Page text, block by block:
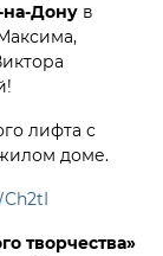
на-Дону в
лифта с
доме.
творчества»